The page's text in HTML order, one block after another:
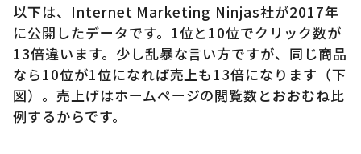
以下は、Internet Marketing Ninjas社が2017年
に公開したデータです。1位と10位でクリック数が
13倍違います。少し乱暴な言い方ですが、同じ商品
なら10位が1位になれば売上も13倍になります（下
図）。売上げはホームページの閲覧数とおおむね比
例するからです。